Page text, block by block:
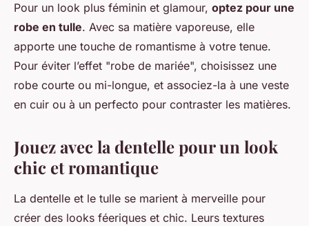
Pour un look plus féminin et glamour, optez pour une
robe en tulle. Avec sa matière vaporeuse, elle
apporte une touche de romantisme à votre tenue.
Pour éviter l’effet "robe de mariée", choisissez une
robe courte ou mi-longue, et associez-la à une veste
en cuir ou à un perfecto pour contraster les matières.
Jouez avec la dentelle pour un look
chic et romantique
La dentelle et le tulle se marient à merveille pour
créer des looks féeriques et chic. Leurs textures